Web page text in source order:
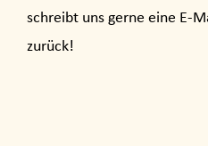
schreibt uns gerne eine E-
zurück!